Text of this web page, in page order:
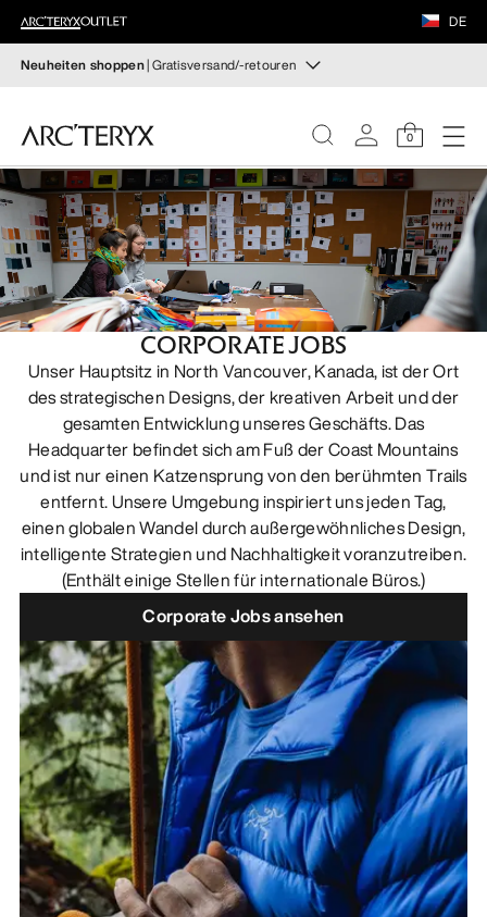
DE
Neuheiten shoppen| Gratisversand/-retouren
Beweg dich, wie du willst. Entdecke neue Styles fürs
Wandern und Klettern im Herbst, die deine Temperatur
regulieren und jederzeit für optimalen Tragekomfort
sorgen.
Damen shoppen Herren shoppen
Kostenlose Rückgabe
Hast du deine Meinung geändert? Du kannst
rücknahmefähige Artikel innerhalb von 30 Tagen
zurückgeben.Eine kostenlose Rücksendung veranlassen.
0
DAMEN
HERREN
SCHUHE
AUSRÜSTUNG
VEILANCE
ENTDECKEN
AUSRÜSTUNG
VEILANCE
ENTDECKEN
CORPORATE JOBS
Unser Hauptsitz in North Vancouver, Kanada, ist der Ort
des strategischen Designs, der kreativen Arbeit und der
gesamten Entwicklung unseres Geschäfts. Das
Headquarter befindet sich am Fuß der Coast Mountains
und ist nur einen Katzensprung von den berühmten Trails
entfernt. Unsere Umgebung inspiriert uns jeden Tag,
einen globalen Wandel durch außergewöhnliches Design,
intelligente Strategien und Nachhaltigkeit voranzutreiben.
(Enthält einige Stellen für internationale Büros.)
Corporate Jobs ansehen